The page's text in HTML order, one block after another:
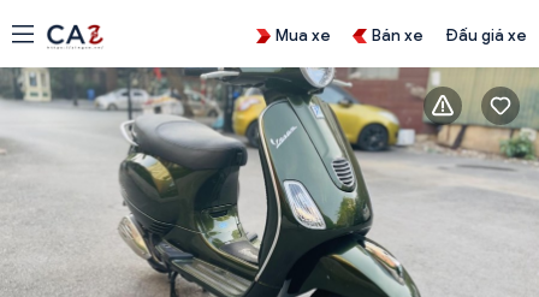
Mua xe Bán xe Đấu giá xe